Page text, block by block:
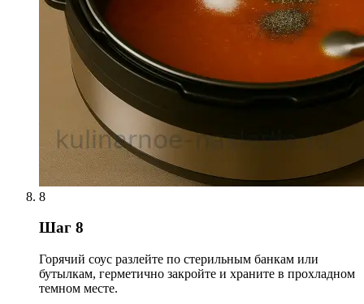
8
Шаг 8
Горячий соус разлейте по стерильным банкам или
бутылкам, герметично закройте и храните в прохладном
темном месте.